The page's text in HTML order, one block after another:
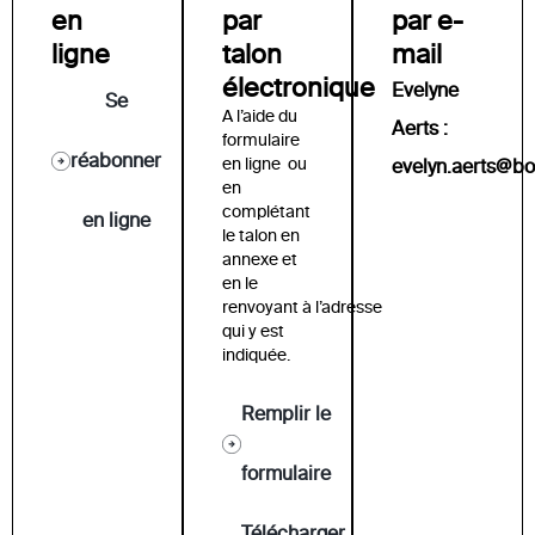
en
ligne
Se
réabonner
en ligne
par
talon
électronique
A l’aide du
formulaire
en ligne ou
en
complétant
le talon en
annexe et
en le
renvoyant à l’adresse
qui y est
indiquée.
Remplir le
formulaire
par e-
mail
Evelyne
Aerts :